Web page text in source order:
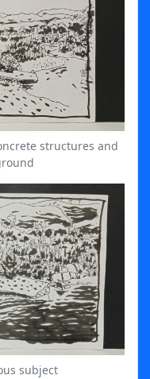
structures and
subject